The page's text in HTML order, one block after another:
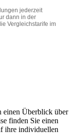
einen Überblick über
finden Sie einen
ihre individuellen